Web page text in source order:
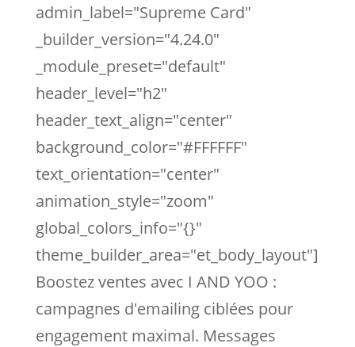
admin_label="Supreme Card"
_builder_version="4.24.0"
_module_preset="default"
header_level="h2"
header_text_align="center"
background_color="#FFFFFF"
text_orientation="center"
animation_style="zoom"
global_colors_info="{}"
theme_builder_area="et_body_layout"]
Boostez ventes avec I AND YOO :
campagnes d'emailing ciblées pour
engagement maximal. Messages